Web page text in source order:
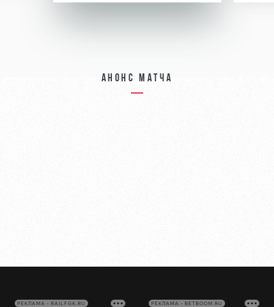
Анонс матча
РЕКЛАМА • RAILFGK.RU РЕКЛАМА • BETBOOM.RU